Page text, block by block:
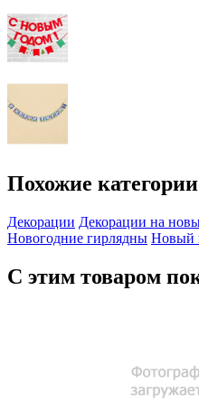
Похожие категории
Декорации Декорации на
Новогодние гирлядны Новый
С этим товаром